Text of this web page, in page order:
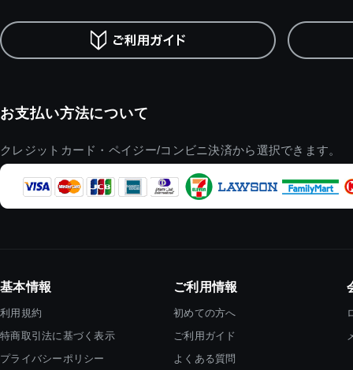
お支払い方法について
クレジットカード・ペイジー/コンビニ決済から選択できます。
基本情報
利用規約
特商取引法に基づく表示
プライバシーポリシー
ご利用情報
初めての方へ
ご利用ガイド
よくある質問